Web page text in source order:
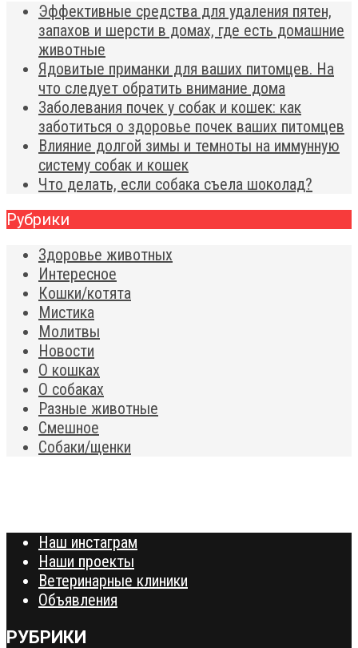
Эффективные средства для удаления пятен,
запахов и шерсти в домах, где есть домашние
животные
Ядовитые приманки для ваших питомцев. На
что следует обратить внимание дома
Заболевания почек у собак и кошек: как
заботиться о здоровье почек ваших питомцев
Влияние долгой зимы и темноты на иммунную
систему собак и кошек
Что делать, если собака съела шоколад?
Рубрики
Здоровье животных
Интересное
Кошки/котята
Мистика
Молитвы
Новости
О кошках
О собаках
Разные животные
Смешное
Собаки/щенки
Наш инстаграм
Наши проекты
Ветеринарные клиники
Объявления
РУБРИКИ